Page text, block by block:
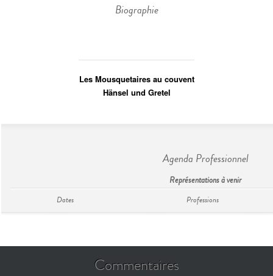
Biographie
Les Mousquetaires au couvent
Hänsel und Gretel
Agenda Professionnel
Représentations à venir
Dates Professions
Commentaires